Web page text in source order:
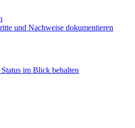
und Nachweise dokumentieren
im Blick behalten